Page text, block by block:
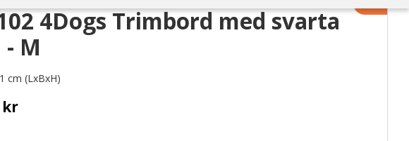
4Dogs Trimbord med svarta
- M
cm (LxBxH)
Lägg